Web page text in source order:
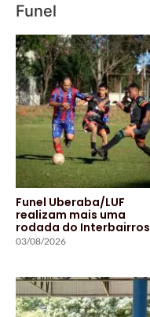
Funel
Funel Uberaba/LUF
realizam mais uma
rodada do Interbairros
03/08/2026